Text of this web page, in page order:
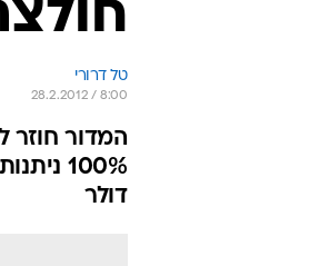
טל דרורי
28.2.2012 / 8:00
המדור חוזר
100%
דולר